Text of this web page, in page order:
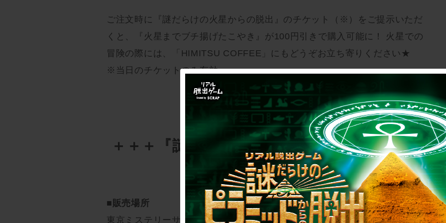
ご注文時に『謎だらけの火星からの脱出』のチケット（※）をご提示いただ
くと、『火星までブチ揚げたこやき』が100円引きで購入可能に！ 火星での
冒険の際には、「HIMITSU COFFEE」にもどうぞお立ち寄りください★
※当日のチケットのみ有効
＋＋＋『謎だらけの火星からの脱出』オリジ
ナルフード概要＋＋＋
■販売場所
東京ミステリーサーカス 1階ミステリー広場「HIMITSU COFFEE」